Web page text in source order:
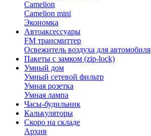
Camelion
Camelion mini
Экономка
Автоаксессуары
FM трансмиттер
Освежитель воздуха для автомобиля
Пакеты с замком (zip-lock)
Умный дом
Умный сетевой фильтр
Умная розетка
Умная лампа
Часы-будильник
Калькуляторы
Скоро на складе
Архив